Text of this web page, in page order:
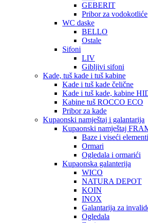
GEBERIT
Pribor za vodokotliće
WC daske
BELLO
Ostale
Sifoni
LIV
Gibljivi sifoni
Kade, tuš kade i tuš kabine
Kade i tuš kade čelične
Kade i tuš kade, kabine
Kabine tuš ROCCO ECO
Pribor za kade
Kupaonski namještaj i galantarija
Kupaonski namještaj
Baze i viseći elementi
Ormari
Ogledala i ormarići
Kupaonska galanterija
WICO
NATURA DEPOT
KOIN
INOX
Galantarija za
Ogledala